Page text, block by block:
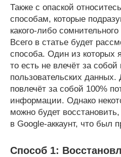
Также с опаской
способам, которые
какого-либо
Всего в статье будет
способа. Один из которых
то есть не влечёт за собой
пользовательских данных.
повлечёт за собой 100%
информации. Однако
можно будет
в Google-аккаунт, что был
Способ 1: